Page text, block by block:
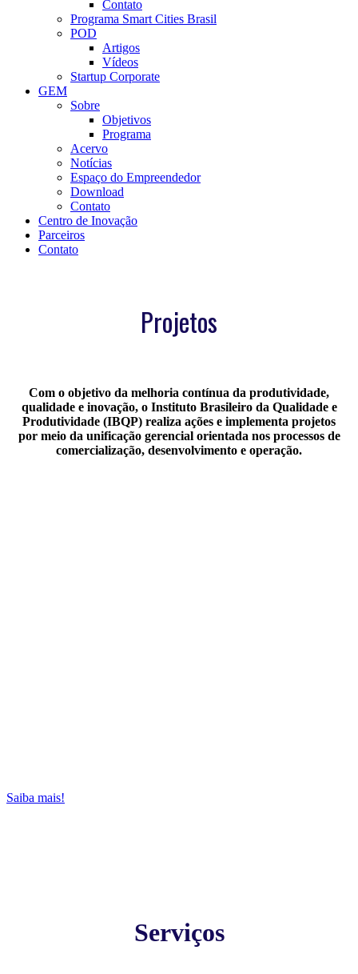
Contato
Programa Smart Cities Brasil
POD
Artigos
Vídeos
Startup Corporate
GEM
Sobre
Objetivos
Programa
Acervo
Notícias
Espaço do Empreendedor
Download
Contato
Centro de Inovação
Parceiros
Contato
Projetos
Com o objetivo da melhoria contínua da produtividade,
qualidade e inovação, o Instituto Brasileiro da Qualidade e
Produtividade (IBQP) realiza ações e implementa projetos
por meio da unificação gerencial orientada nos processos de
comercialização, desenvolvimento e operação.
Saiba mais!
Serviços